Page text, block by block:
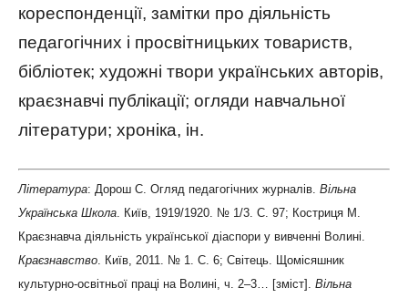
кореспонденції, замітки про діяльність
педагогічних і просвітницьких товариств,
бібліотек; художні твори українських авторів,
краєзнавчі публікації; огляди навчальної
літератури; хроніка, ін.
Література: Дорош С. Огляд педагогічних журналів. Вільна
Українська Школа. Київ, 1919/1920. № 1/3. С. 97; Костриця М.
Краєзнавча діяльність української діаспори у вивченні Волині.
Краєзнавство. Київ, 2011. № 1. С. 6; Світець. Щомісяшник
культурно-освітньої праці на Волині, ч. 2–3… [зміст]. Вільна